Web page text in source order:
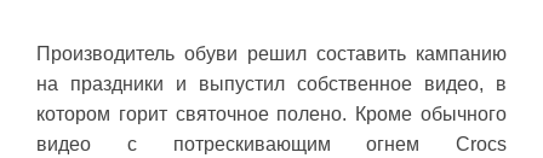
Производитель обуви решил составить кампанию
на праздники и выпустил собственное видео, в
котором горит святочное полено. Кроме обычного
видео с потрескивающим огнем Crocs